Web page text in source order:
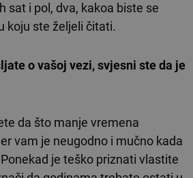
sat i pol, dva, kakoa biste se
koju ste željeli čitati.
o vašoj vezi, svjesni ste da je
da što manje vremena
vam je neugodno i mučno kada
je teško priznati vlastite